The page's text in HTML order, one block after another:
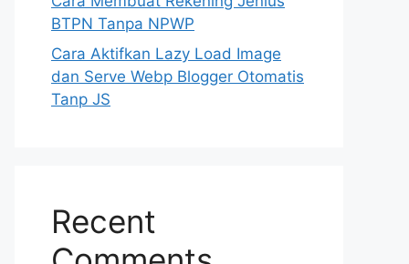
BTPN Tanpa NPWP
Cara Aktifkan Lazy Load Image
dan Serve Webp Blogger Otomatis
Tanp JS
Recent